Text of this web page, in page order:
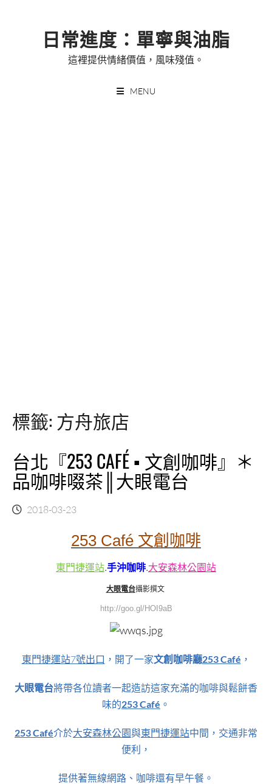
日常進度：單寧與油脂
這裡提供情緒價值，風味殘值。
MENU
標籤: 方舟旅店
台北『253 CAFÉ ▪ 文創咖啡』＊
品咖啡啜茶║大眼電台
2018-03-23
253 Café 文創咖啡
東門捷運站.手沖咖啡.大安森林公園站
大眼電台攝影撰文
http://goo.gl/HOI9aB
東門捷運站7號出口 ，開了一家文創咖啡廳253 Café ，
大眼電台將帶各位讀者一起造訪這家充滿的咖啡與鬆餅香
味的253 Café 。
253 Café介於大安森林公園與東門捷運站中間，交通非常
便利，
提供著無線網路、 咖啡還有早午餐。